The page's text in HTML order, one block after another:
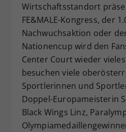
Wirtschaftsstandort
FE&MALE-Kongress, der
Nachwuchsaktion oder
Nationencup wird den
Center Court wieder
besuchen viele
Sportlerinnen und
Doppel-Europameisterin
Black Wings Linz,